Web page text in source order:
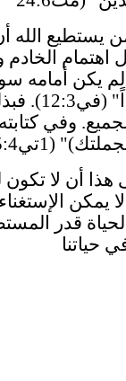
يستطيع
اهتمام الخادم
يكن أمامه
شيئاً
وفي
أن لا تكون
يمكن
قدر